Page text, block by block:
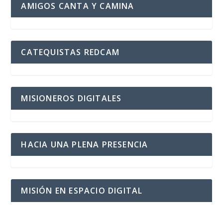
AMIGOS CANTA Y CAMINA
CATEQUISTAS REDCAM
MISIONEROS DIGITALES
HACIA UNA PLENA PRESENCIA
MISIÓN EN ESPACIO DIGITAL